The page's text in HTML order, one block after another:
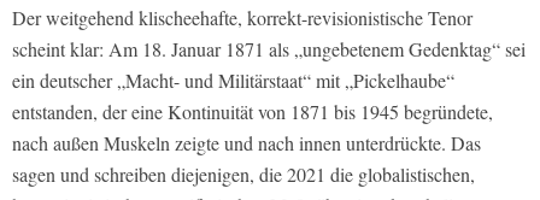
Der weitgehend klischeehafte, korrekt-revisionistische Tenor
scheint klar: Am 18. Januar 1871 als „ungebetenem Gedenktag“ sei
ein deutscher „Macht- und Militärstaat“ mit „Pickelhaube“
entstanden, der eine Kontinuität von 1871 bis 1945 begründete,
nach außen Muskeln zeigte und nach innen unterdrückte. Das
sagen und schreiben diejenigen, die 2021 die globalistischen,